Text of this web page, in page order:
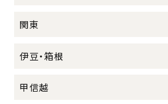
関東
伊豆・箱根
甲信越